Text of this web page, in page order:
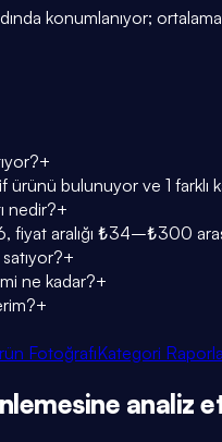
konumlanıyor; ortalama
+
bulunuyor ve 1 farklı
nedir?+
fiyat aralığı ₺34–₺300
+
ne kadar?+
+
FotoğrafıKategori
analiz